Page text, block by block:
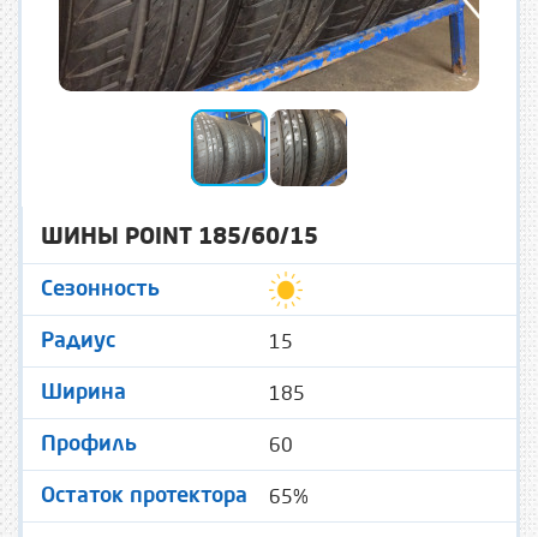
ШИНЫ POINT 185/60/15
Сезонность
Радиус 15
Ширина 185
Профиль 60
Остаток протектора 65%